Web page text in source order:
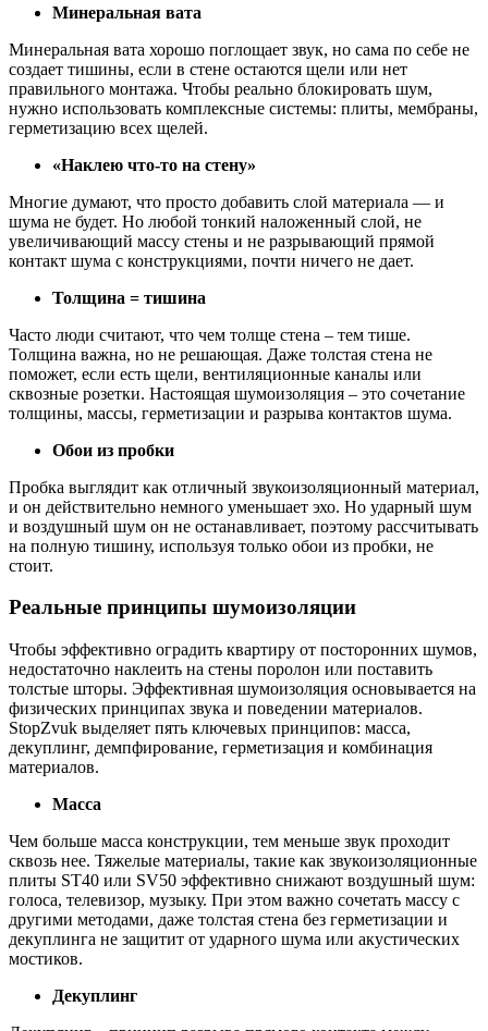
Минеральная вата
Минеральная вата хорошо поглощает звук, но сама по себе не
создает тишины, если в стене остаются щели или нет
правильного монтажа. Чтобы реально блокировать шум,
нужно использовать комплексные системы: плиты, мембраны,
герметизацию всех щелей.
«Наклею что-то на стену»
Многие думают, что просто добавить слой материала — и
шума не будет. Но любой тонкий наложенный слой, не
увеличивающий массу стены и не разрывающий прямой
контакт шума с конструкциями, почти ничего не дает.
Толщина = тишина
Часто люди считают, что чем толще стена – тем тише.
Толщина важна, но не решающая. Даже толстая стена не
поможет, если есть щели, вентиляционные каналы или
сквозные розетки. Настоящая шумоизоляция – это сочетание
толщины, массы, герметизации и разрыва контактов шума.
Обои из пробки
Пробка выглядит как отличный звукоизоляционный материал,
и он действительно немного уменьшает эхо. Но ударный шум
и воздушный шум он не останавливает, поэтому рассчитывать
на полную тишину, используя только обои из пробки, не
стоит.
Реальные принципы шумоизоляции
Чтобы эффективно оградить квартиру от посторонних шумов,
недостаточно наклеить на стены поролон или поставить
толстые шторы. Эффективная шумоизоляция основывается на
физических принципах звука и поведении материалов.
StopZvuk выделяет пять ключевых принципов: масса,
декуплинг, демпфирование, герметизация и комбинация
материалов.
Масса
Чем больше масса конструкции, тем меньше звук проходит
сквозь нее. Тяжелые материалы, такие как звукоизоляционные
плиты ST40 или SV50 эффективно снижают воздушный шум:
голоса, телевизор, музыку. При этом важно сочетать массу с
другими методами, даже толстая стена без герметизации и
декуплинга не защитит от ударного шума или акустических
мостиков.
Декуплинг